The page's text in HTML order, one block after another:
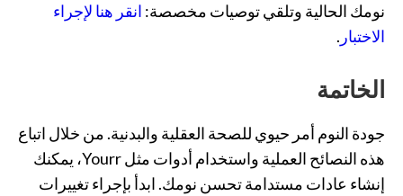
نومك الحالية وتلقي توصيات مخصصة: انقر هنا لإجراء
الاختبار .
الخاتمة
جودة النوم أمر حيوي للصحة العقلية والبدنية. من خلال اتباع
هذه النصائح العملية واستخدام أدوات مثل Yourr، يمكنك
إنشاء عادات مستدامة تحسن نومك. ابدأ بإجراء تغييرات